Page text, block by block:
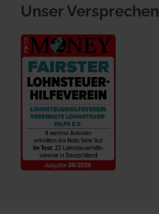
Unser Versprechen